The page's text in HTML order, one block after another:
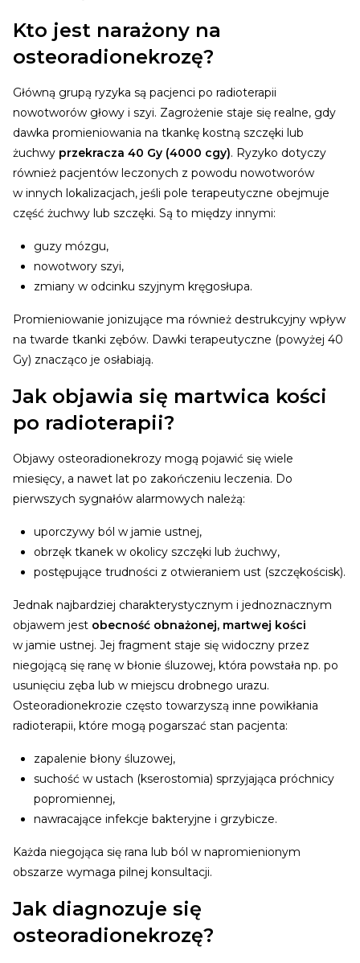
Kto jest narażony na
osteoradionekrozę?
Główną grupą ryzyka są pacjenci po radioterapii
nowotworów głowy i szyi. Zagrożenie staje się realne, gdy
dawka promieniowania na tkankę kostną szczęki lub
żuchwy przekracza 40 Gy (4000 cgy). Ryzyko dotyczy
również pacjentów leczonych z powodu nowotworów
w innych lokalizacjach, jeśli pole terapeutyczne obejmuje
część żuchwy lub szczęki. Są to między innymi:
guzy mózgu,
nowotwory szyi,
zmiany w odcinku szyjnym kręgosłupa.
Promieniowanie jonizujące ma również destrukcyjny wpływ
na twarde tkanki zębów. Dawki terapeutyczne (powyżej 40
Gy) znacząco je osłabiają.
Jak objawia się martwica kości
po radioterapii?
Objawy osteoradionekrozy mogą pojawić się wiele
miesięcy, a nawet lat po zakończeniu leczenia. Do
pierwszych sygnałów alarmowych należą:
uporczywy ból w jamie ustnej,
obrzęk tkanek w okolicy szczęki lub żuchwy,
postępujące trudności z otwieraniem ust (szczękościsk).
Jednak najbardziej charakterystycznym i jednoznacznym
objawem jest obecność obnażonej, martwej kości
w jamie ustnej. Jej fragment staje się widoczny przez
niegojącą się ranę w błonie śluzowej, która powstała np. po
usunięciu zęba lub w miejscu drobnego urazu.
Osteoradionekrozie często towarzyszą inne powikłania
radioterapii, które mogą pogarszać stan pacjenta:
zapalenie błony śluzowej,
suchość w ustach (kserostomia) sprzyjająca próchnicy
popromiennej,
nawracające infekcje bakteryjne i grzybicze.
Każda niegojąca się rana lub ból w napromienionym
obszarze wymaga pilnej konsultacji.
Jak diagnozuje się
osteoradionekrozę?